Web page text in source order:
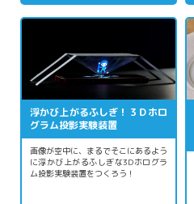
浮かび上がるふしぎ！３Ｄホロ
グラム投影実験装置
画像が空中に、まるでそこにあるよう
に浮かび上がるふしぎな3Dホログラ
ム投影実験装置をつくろう！